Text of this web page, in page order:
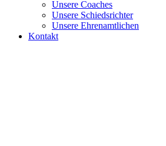
Unsere Coaches
Unsere Schiedsrichter
Unsere Ehrenamtlichen
Kontakt